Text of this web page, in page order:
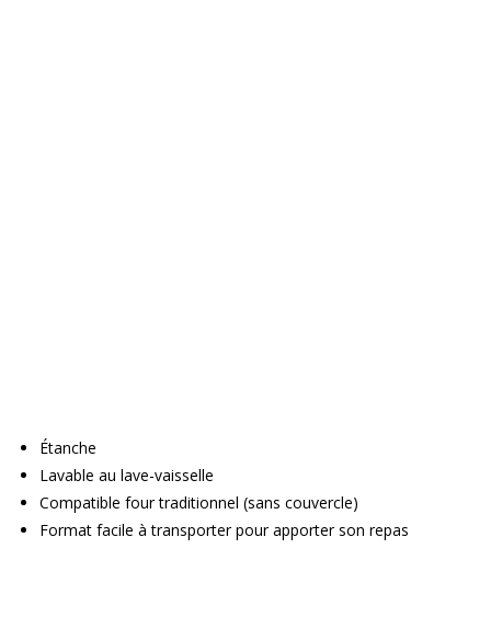
Étanche
Lavable au lave-vaisselle
Compatible four traditionnel (sans couvercle)
Format facile à transporter pour apporter son repas